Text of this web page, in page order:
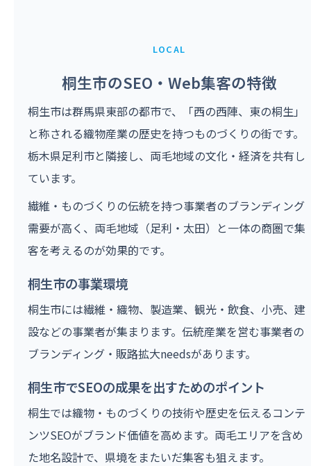
LOCAL
桐生市のSEO・Web集客の特徴
桐生市は群馬県東部の都市で、「西の西陣、東の桐生」
と称される織物産業の歴史を持つものづくりの街です。
栃木県足利市と隣接し、両毛地域の文化・経済を共有し
ています。
繊維・ものづくりの伝統を持つ事業者のブランディング
需要が高く、両毛地域（足利・太田）と一体の商圏で集
客を考えるのが効果的です。
桐生市の事業環境
桐生市には繊維・織物、製造業、観光・飲食、小売、建
設などの事業者が集まります。伝統産業を営む事業者の
ブランディング・販路拡大needsがあります。
桐生市でSEOの成果を出すためのポイント
桐生では織物・ものづくりの技術や歴史を伝えるコンテ
ンツSEOがブランド価値を高めます。両毛エリアを含め
た地名設計で、県境をまたいだ集客も狙えます。